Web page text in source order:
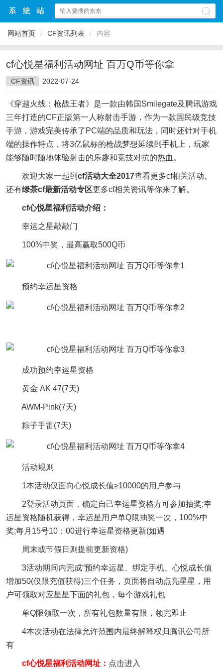
网站首页 / CF资讯列表 / 内容
cf心悦星福利活动网址 百万Q币等你拿
CF资讯 2022-07-24
《穿越火线：枪战王者》是一款由韩国Smilegate及腾讯游戏
三年打造的CF正版第一人称射击手游，作为一款国民级竞技
手游，游戏完美传承了PC端的品质和玩法，同时还针对手机
端的操作特点，将3亿鼠标的枪战梦想延续到手机上，玩家
能够随时随地体验射击的乐趣和竞技对抗的热血。
欢迎大家一起到 cf活动大全2017查看更多cf相关活动。
还有绿茶cf最新活动专区更多cf相关资讯等你来了解。
cf心悦星福利活动介绍：
幸运之星敲敲门
100%中奖，最高赢取500Q币
预约幸运星资格
成功预约幸运星资格
黄金 AK 47(7天)
AWM-Pink(7天)
粽子手雷(7天)
活动规则
1本活动仅面向心悦成长值≥10000的用户参与
2登录活动页面，确定自己幸运星资格方可参加抽奖;幸
运星资格随机获得，幸运星用户单Q限抽奖一次，100%中
奖;每月15号10：00进行幸运星资格更新(如遇
周末或节假日则提前更新资格)
3活动期间内完成“预约幸运星、绑定手机、心悦成长值
增加50(仅限充值获得)三个任务，页面将自动点亮星星，用
户可领取对应星星下面的礼包，每个游戏礼包
单Q限领取一次，所有礼包数量有限，领完即止
4本次活动在法律允许范围内最终解释权归腾讯公司所
有
cf心悦星福利活动网址： 点击进入